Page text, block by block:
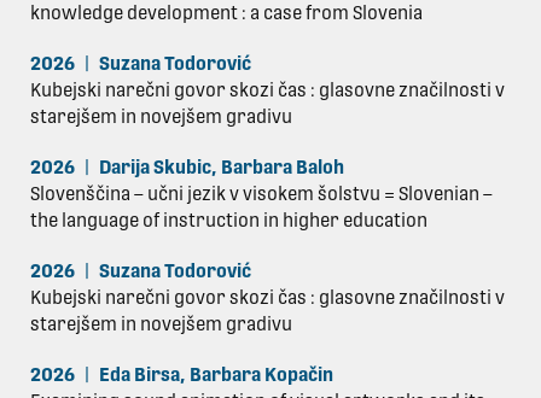
knowledge development : a case from Slovenia
2026
Suzana Todorović
Kubejski narečni govor skozi čas : glasovne značilnosti v
starejšem in novejšem gradivu
2026 Darija Skubic, Barbara Baloh
Slovenščina – učni jezik v visokem šolstvu = Slovenian –
the language of instruction in higher education
2026
Suzana Todorović
Kubejski narečni govor skozi čas : glasovne značilnosti v
starejšem in novejšem gradivu
2026 Eda Birsa, Barbara Kopačin